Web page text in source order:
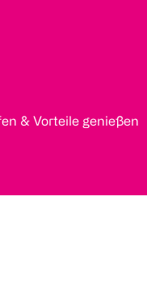
& Vorteile genießen